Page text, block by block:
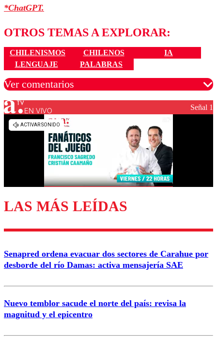
*ChatGPT.
OTROS TEMAS A EXPLORAR:
CHILENISMOS CHILENOS
IA
LENGUAJE
PALABRAS
Ver comentarios
Los comentarios son moderados para garantizar un
diálogo respetuoso.
Enviar comentario
EN VIVO Señal 1
LAS MÁS LEÍDAS
Senapred ordena evacuar dos sectores de Carahue por
desborde del río Damas: activa mensajería SAE
Nuevo temblor sacude el norte del país: revisa la
magnitud y el epicentro